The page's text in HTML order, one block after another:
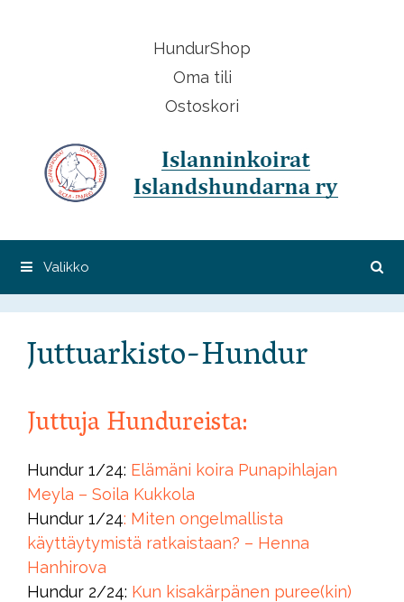
HundurShop
Oma tili
Ostoskori
Valikko
Juttuarkisto-Hundur
Juttuja Hundureista:
Hundur 1/24: Elämäni koira Punapihlajan
Meyla – Soila Kukkola
Hundur 1/24: Miten ongelmallista
käyttäytymistä ratkaistaan? – Henna
Hanhirova
Hundur 2/24: Kun kisakärpänen puree(kin)